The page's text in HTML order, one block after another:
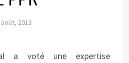
août, 2013
a voté une expertise